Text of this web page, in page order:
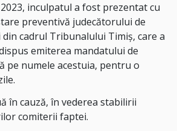
inculpatul a fost prezentat cu
preventivă judecătorului de
cadrul Tribunalului Timiș, care a
emiterea mandatului de
pe numele acestuia, pentru o
în cauză, în vederea stabilirii
comiterii faptei.